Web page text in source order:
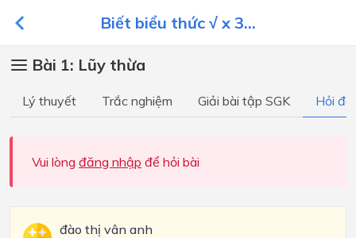
Biết biểu thức √ x 3...
Bài 1: Lũy thừa
Lý thuyết Trắc nghiệm Giải bài tập SGK Hỏi
Vui lòng đăng nhập để hỏi bài
đào thị vân anh